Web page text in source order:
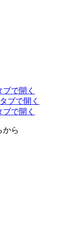
で開く
ブで開く
で開く
から